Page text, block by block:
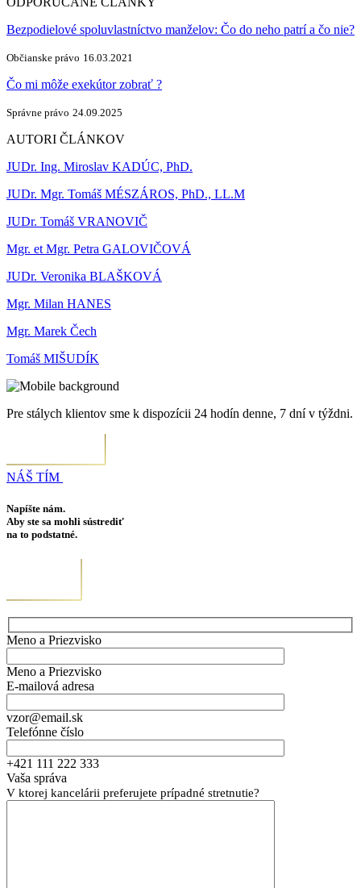
Bezpodielové spoluvlastníctvo manželov: Čo do neho patrí a čo nie?
Občianske právo 16.03.2021
Čo mi môže exekútor zobrať ?
Správne právo 24.09.2025
AUTORI ČLÁNKOV
JUDr. Ing. Miroslav KADÚC, PhD.
JUDr. Mgr. Tomáš MÉSZÁROS, PhD., LL.M
JUDr. Tomáš VRANOVIČ
Mgr. et Mgr. Petra GALOVIČOVÁ
JUDr. Veronika BLAŠKOVÁ
Mgr. Milan HANES
Mgr. Marek Čech
Tomáš MIŠUDÍK
Pre stálych klientov sme k dispozícii 24 hodín denne, 7 dní v týždni.
NÁŠ TÍM
Napíšte nám.
Aby ste sa mohli sústrediť
na to podstatné.
Meno a Priezvisko
Meno a Priezvisko
E-mailová adresa
vzor@email.sk
Telefónne číslo
+421 111 222 333
Vaša správa
V ktorej kancelárii preferujete prípadné stretnutie?